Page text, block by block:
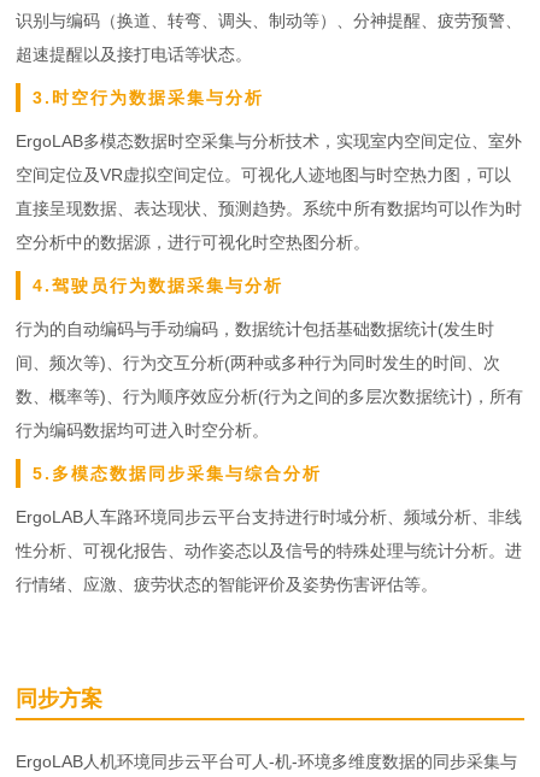
识别与编码（换道、转弯、调头、制动等）、分神提醒、疲劳预警、
超速提醒以及接打电话等状态。
3.时空行为数据采集与分析
ErgoLAB多模态数据时空采集与分析技术，实现室内空间定位、室外
空间定位及VR虚拟空间定位。可视化人迹地图与时空热力图，可以
直接呈现数据、表达现状、预测趋势。系统中所有数据均可以作为时
空分析中的数据源，进行可视化时空热图分析。
4.驾驶员行为数据采集与分析
行为的自动编码与手动编码，数据统计包括基础数据统计(发生时
间、频次等)、行为交互分析(两种或多种行为同时发生的时间、次
数、概率等)、行为顺序效应分析(行为之间的多层次数据统计)，所有
行为编码数据均可进入时空分析。
5.多模态数据同步采集与综合分析
ErgoLAB人车路环境同步云平台支持进行时域分析、频域分析、非线
性分析、可视化报告、动作姿态以及信号的特殊处理与统计分析。进
行情绪、应激、疲劳状态的智能评价及姿势伤害评估等。
同步方案
ErgoLAB人机环境同步云平台可人-机-环境多维度数据的同步采集与